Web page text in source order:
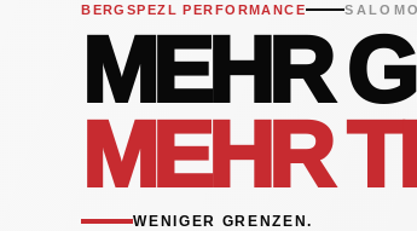
BERGSPEZL PERFORMANCE
MEHR
MEHR
WENIGER GRENZEN.